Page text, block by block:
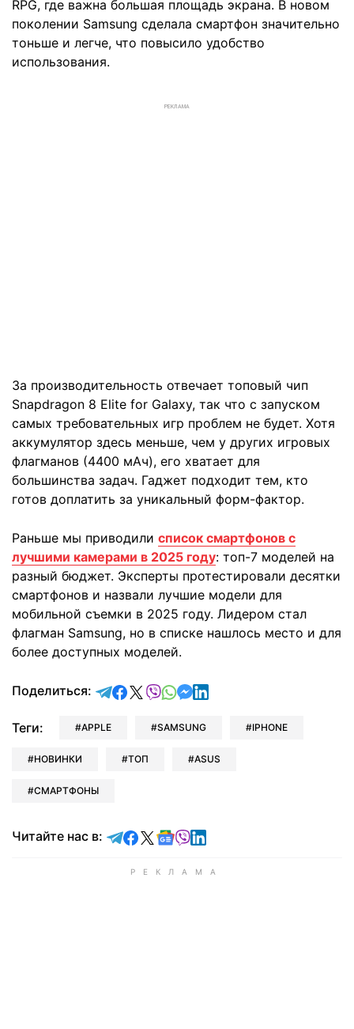
RPG, где важна большая площадь экрана. В новом
поколении Samsung сделала смартфон значительно
тоньше и легче, что повысило удобство
использования.
РЕКЛАМА
За производительность отвечает топовый чип
Snapdragon 8 Elite for Galaxy, так что с запуском
самых требовательных игр проблем не будет. Хотя
аккумулятор здесь меньше, чем у других игровых
флагманов (4400 мАч), его хватает для
большинства задач. Гаджет подходит тем, кто
готов доплатить за уникальный форм-фактор.
Раньше мы приводили список смартфонов с
лучшими камерами в 2025 году: топ-7 моделей на
разный бюджет. Эксперты протестировали десятки
смартфонов и назвали лучшие модели для
мобильной съемки в 2025 году. Лидером стал
флагман Samsung, но в списке нашлось место и для
более доступных моделей.
Поделиться: отправить в Telegram
поделиться в Facebook
поделиться в X
отправить в Viber
отправить в Whatsapp
отправить в Messenger
отправить в LinkedIn
Теги: APPLE SAMSUNG IPHONE
НОВИНКИ ТОП ASUS
СМАРТФОНЫ
Читайте нас в: Читайте в Telegram
Читайте в Facebook
Читайте в X
Читайте в Google news
Читайте в Viber
Читайте в LinkedIn